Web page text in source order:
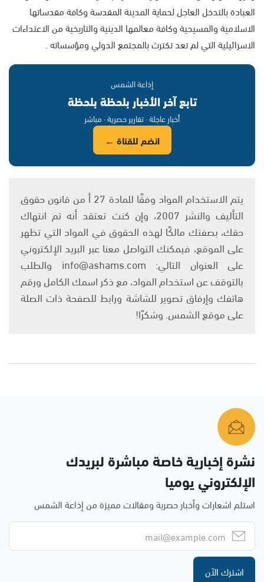
العبادة بالتدخل العاجل لحماية المدينة المقدسة وكافة مقدساتها
الاسلامية والمسيحية وكافة معالمها الدينية والتاريخية من الاعتداءات
الاسرائيلية التي لم تعد تكترث بالمجتمع الدولي ومؤسساته .
إذاعة الشمس
تابع آخر الأخبار بلحظة بلحظة
أخبار عاجلة · تقارير حصرية · مباشر
انضم للقناة ←
يتم الاستخدام المواد وفقًا للمادة 27 أ من قانون حقوق
التأليف والنشر 2007، وإن كنت تعتقد أنه تم انتهاك
حقك، بصفتك مالكًا لهذه الحقوق في المواد التي تظهر
على الموقع، فيمكنك التواصل معنا عبر البريد الإلكتروني
على العنوان التالي: info@ashams.com والطلب
بالتوقف عن استخدام المواد، مع ذكر اسمك الكامل ورقم
هاتفك وإرفاق تصوير للشاشة ورابط للصفحة ذات الصلة
على موقع الشمس. وشكرًا!
نشرة إخبارية خاصة مباشرة لبريدك
الإلكتروني يوميا
استلم اشعارات وأخبار حصرية ومقالات مميزة من إذاعة الشمس
اشترك الآن